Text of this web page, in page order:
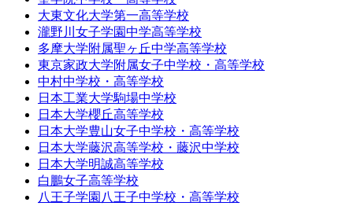
大東文化大学第一高等学校
瀧野川女子学園中学高等学校
多摩大学附属聖ヶ丘中学高等学校
東京家政大学附属女子中学校・高等学校
中村中学校・高等学校
日本工業大学駒場中学校
日本大学櫻丘高等学校
日本大学豊山女子中学校・高等学校
日本大学藤沢高等学校・藤沢中学校
日本大学明誠高等学校
白鵬女子高等学校
八王子学園八王子中学校・高等学校